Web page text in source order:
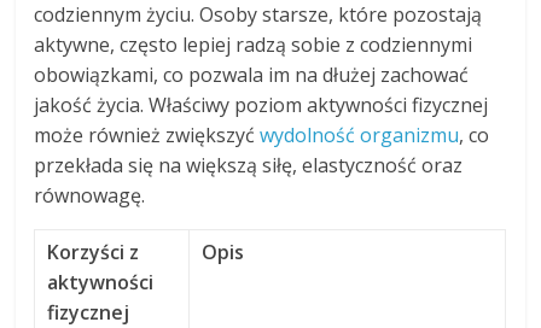
codziennym życiu. Osoby starsze, które pozostają
aktywne, często lepiej radzą sobie z codziennymi
obowiązkami, co pozwala im na dłużej zachować
jakość życia. Właściwy poziom aktywności fizycznej
może również zwiększyćwydolność organizmu, co
przekłada się na większą siłę, elastyczność oraz
równowagę.
Korzyści z
aktywności
fizycznej
Opis